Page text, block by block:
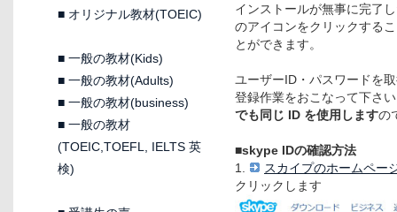
■ オリジナル教材(TOEIC)
■ 一般の教材(Kids)
■ 一般の教材(Adults)
■ 一般の教材(business)
■ 一般の教材
(TOEIC,TOEFL, IELTS 英
検)
インストールが無事に完了
のアイコンをクリックする
とができます。
ユーザーID・パスワードを
登録作業をおこなって下さ
でも同じ ID を使用しますの
■skype IDの確認方法
1.
スカイプのホームペー
クリックします